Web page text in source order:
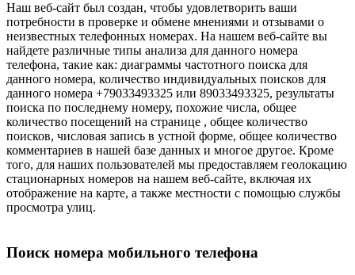
Наш веб-сайт был создан, чтобы удовлетворить ваши
потребности в проверке и обмене мнениями и отзывами о
неизвестных телефонных номерах. На нашем веб-сайте вы
найдете различные типы анализа для данного номера
телефона, такие как: диаграммы частотного поиска для
данного номера, количество индивидуальных поисков для
данного номера +79033493325 или 89033493325, результаты
поиска по последнему номеру, похожие числа, общее
количество посещений на странице , общее количество
поисков, числовая запись в устной форме, общее количество
комментариев в нашей базе данных и многое другое. Кроме
того, для наших пользователей мы предоставляем геолокацию
стационарных номеров на нашем веб-сайте, включая их
отображение на карте, а также местности с помощью службы
просмотра улиц.
Поиск номера мобильного телефона